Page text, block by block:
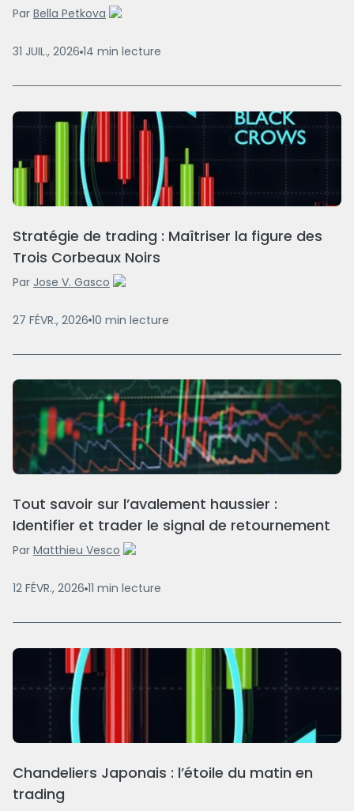
Par Bella Petkova
31 JUIL., 2026 14 min lecture
Stratégie de trading : Maîtriser la figure des
Trois Corbeaux Noirs
Par Jose V. Gasco
27 FÉVR., 2026 10 min lecture
Tout savoir sur l’avalement haussier :
Identifier et trader le signal de retournement
Par Matthieu Vesco
12 FÉVR., 2026 11 min lecture
Chandeliers Japonais : l’étoile du matin en
trading